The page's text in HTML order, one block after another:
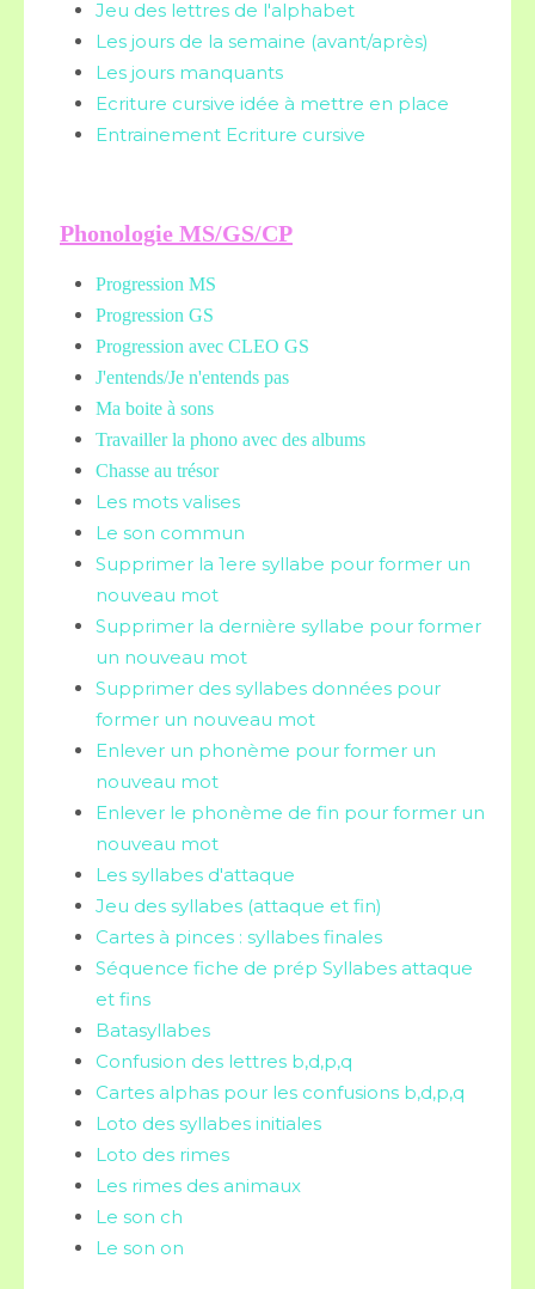
Jeu des lettres de l'alphabet
Les jours de la semaine (avant/après)
Les jours manquants
Ecriture cursive idée à mettre en place
Entrainement Ecriture cursive
Phonologie MS/GS/CP
Progression MS
Progression GS
Progression avec CLEO GS
J'entends/Je n'entends pas
Ma boite à sons
Travailler la phono avec des albums
Chasse au trésor
Les mots valises
Le son commun
Supprimer la 1ere syllabe pour former un
nouveau mot
Supprimer la dernière syllabe pour former
un nouveau mot
Supprimer des syllabes données pour
former un nouveau mot
Enlever un phonème pour former un
nouveau mot
Enlever le phonème de fin pour former un
nouveau mot
Les syllabes d'attaque
Jeu des syllabes (attaque et fin)
Cartes à pinces : syllabes finales
Séquence fiche de prép Syllabes attaque
et fins
Batasyllabes
Confusion des lettres b,d,p,q
Cartes alphas pour les confusions b,d,p,q
Loto des syllabes initiales
Loto des rimes
Les rimes des animaux
Le son ch
Le son on